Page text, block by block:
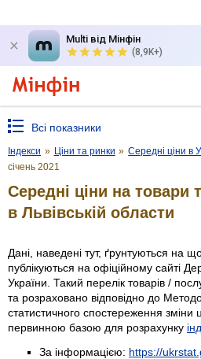
Multi від Мінфін
(8,9K+)
Всі показники
Індекси » Ціни та ринки » Середні ціни в
січень 2021
Середні ціни на товари
в Львівській области
Дані, наведені тут, ґрунтуються на
публікуються на офіційному сайті
України. Такий перелік товарів /
та розраховано відповідно до
статистичного спостереження зміни
первинною базою для розрахунку
За інформацією: https://